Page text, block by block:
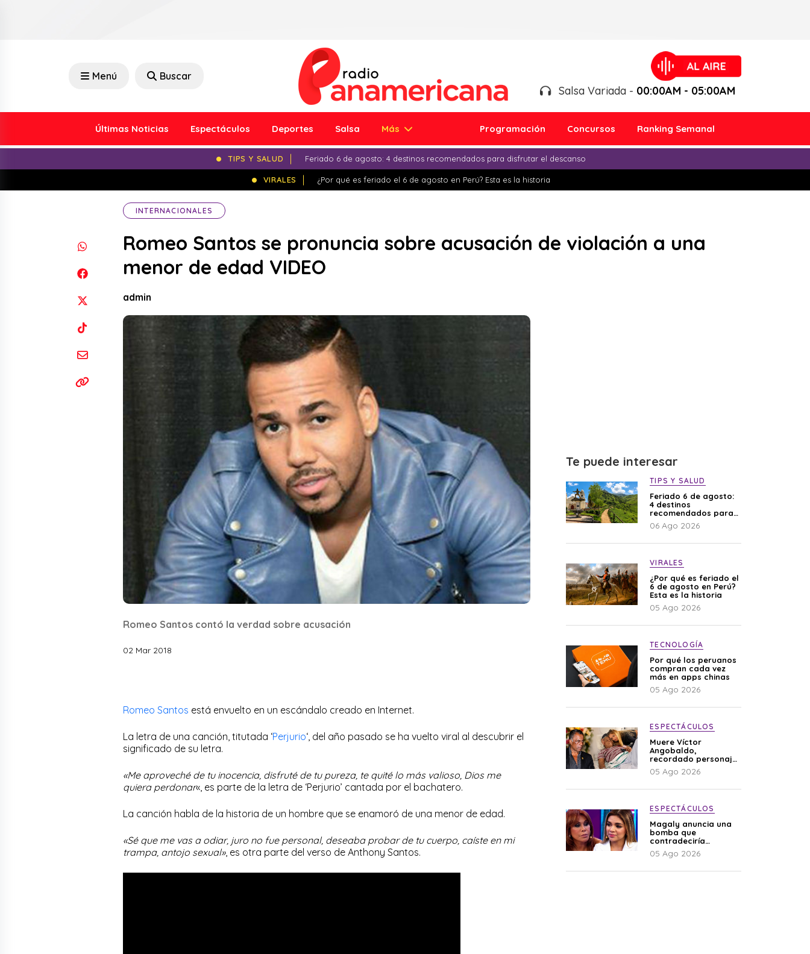
Menú Buscar
Salsa Variada - 00:00AM - 05:00AM
Últimas Noticias Espectáculos Deportes Salsa Más Programación Concursos Ranking Semanal
TIPS Y SALUD Feriado 6 de agosto: 4 destinos recomendados para disfrutar el descanso
VIRALES ¿Por qué es feriado el 6 de agosto en Perú? Esta es la historia
INTERNACIONALES
Romeo Santos se pronuncia sobre acusación de violación a una
menor de edad VIDEO
admin
Romeo Santos contó la verdad sobre acusación
02 Mar 2018
Romeo Santos está envuelto en un escándalo creado en Internet.
La letra de una canción, titutada ‘Perjurio‘, del año pasado se ha vuelto viral al descubrir el
significado de su letra.
«Me aproveché de tu inocencia, disfruté de tu pureza, te quité lo más valioso, Dios me
quiera perdonar«, es parte de la letra de ‘Perjurio’ cantada por el bachatero.
La canción habla de la historia de un hombre que se enamoró de una menor de edad.
«Sé que me vas a odiar, juro no fue personal, deseaba probar de tu cuerpo, caíste en mi
trampa, antojo sexual», es otra parte del verso de Anthony Santos.
Te puede interesar
TIPS Y SALUD
Feriado 6 de agosto:
4 destinos
recomendados para
disfrutar el descanso
06 Ago 2026
VIRALES
¿Por qué es feriado el
6 de agosto en Perú?
Esta es la historia
05 Ago 2026
TECNOLOGÍA
Por qué los peruanos
compran cada vez
más en apps chinas
05 Ago 2026
ESPECTÁCULOS
Muere Víctor
Angobaldo,
recordado personaje
de la farándula y
expareja de Shirley
05 Ago 2026
ESPECTÁCULOS
Magaly anuncia una
bomba que
contradeciría
comunicado de La
Bella Luz: “Hay un
05 Ago 2026